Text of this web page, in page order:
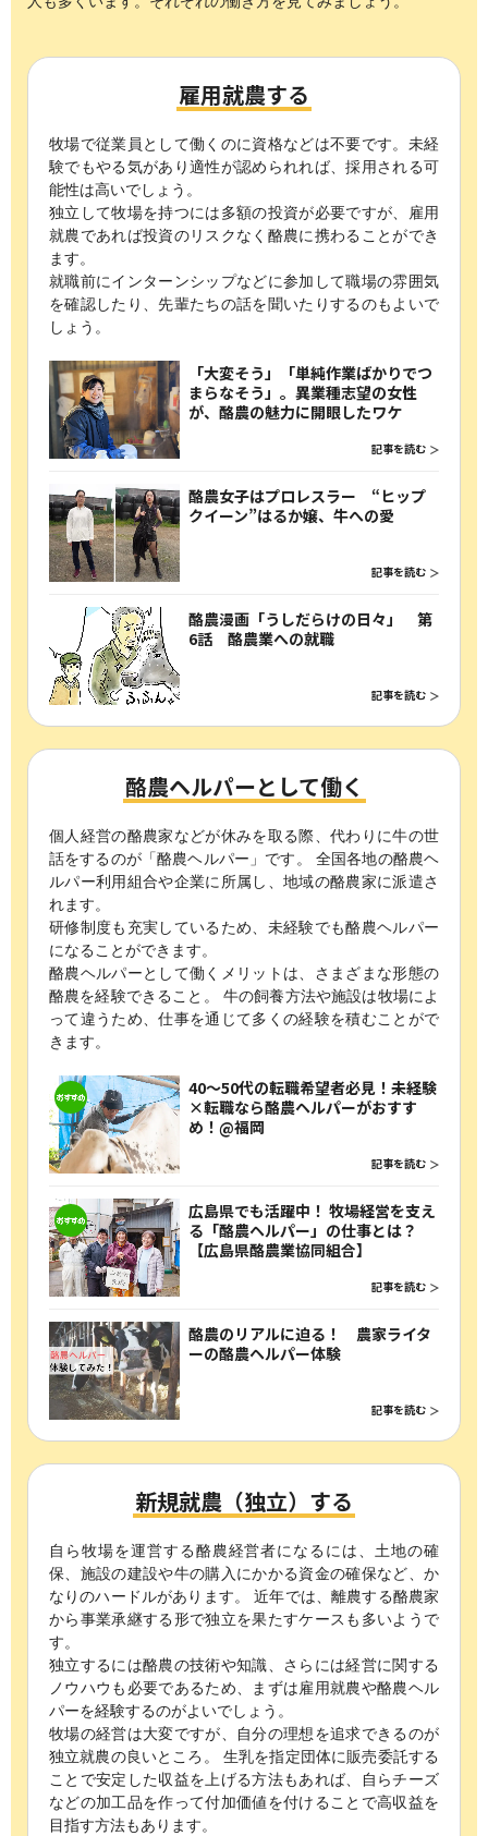
雇用就農する
牧場で従業員として働くのに資格などは不要です。 未経
験でもやる気があり適性が認められれば、採用される可
能性は高いでしょう。
独立して牧場を持つには多額の投資が必要ですが、 雇用
就農であれば投資のリスクなく酪農に携わることができ
ます。
就職前にインターンシップなどに参加して職場の雰囲気
を確認したり、先輩たちの話を聞いたりするのもよいで
しょう。
「大変そう」「単純作業ばかりでつ
まらなそう」。異業種志望の女性
が、酪農の魅力に開眼したワケ
記事を読む
酪農女子はプロレスラー “ヒップ
クイーン”はるか嬢、牛への愛
記事を読む
酪農漫画「うしだらけの日々」 第
6話 酪農業への就職
記事を読む
酪農ヘルパーとして働く
個人経営の酪農家などが休みを取る際、代わりに牛の世
話をするのが「酪農ヘルパー」です。
全国各地の酪農ヘ
ルパー利用組合や企業に所属し、地域の酪農家に派遣さ
れます。
研修制度も充実しているため、未経験でも酪農ヘルパー
になることができます。
酪農ヘルパーとして働くメリットは、さまざまな形態の
酪農を経験できること。
牛の飼養方法や施設は牧場によ
って違うため、仕事を通じて多くの経験を積むことがで
きます。
40〜50代の転職希望者必見！未経験
×転職なら酪農ヘルパーがおすす
め！@福岡
記事を読む
広島県でも活躍中！ 牧場経営を支え
る「酪農ヘルパー」の仕事とは？
【広島県酪農業協同組合】
記事を読む
酪農のリアルに迫る！ 農家ライタ
ーの酪農ヘルパー体験
記事を読む
新規就農（独立）する
自ら牧場を運営する酪農経営者になるには、土地の確
保、施設の建設や牛の購入にかかる資金の確保など、か
なりのハードルがあります。
近年では、離農する酪農家
から事業承継する形で独立を果たすケースも多いようで
す。
独立するには酪農の技術や知識、さらには経営に関する
ノウハウも必要であるため、
まずは雇用就農や酪農ヘル
パーを経験するのがよいでしょう。
牧場の経営は大変ですが、自分の理想を追求できるのが
独立就農の良いところ。
生乳を指定団体に販売委託する
ことで安定した収益を上げる方法もあれば、
自らチーズ
などの加工品を作って付加価値を付けることで高収益を
目指す方法もあります。